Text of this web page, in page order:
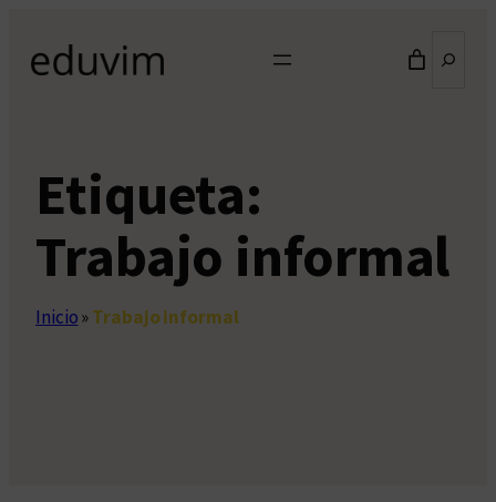
contenido
Etiqueta:
Trabajo informal
Inicio»Trabajo informal